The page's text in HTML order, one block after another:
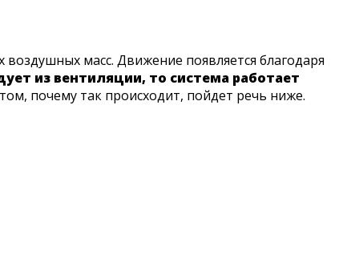
масс. Движение появляется благодаря
из вентиляции, то система работает
почему так происходит, пойдет речь ниже.